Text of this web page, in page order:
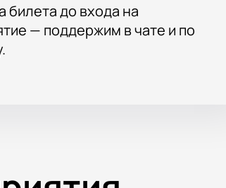
билета до входа на
— поддержим в чате и по